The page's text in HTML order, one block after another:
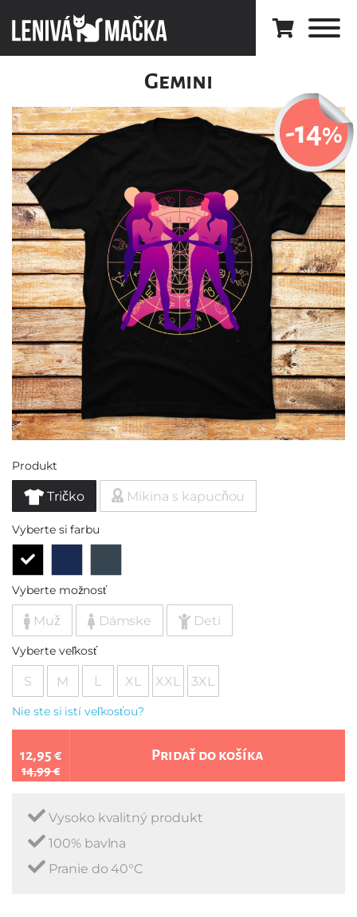
Gemini
-14%
Produkt
Tričko Mikina s kapucňou
Vyberte si farbu
Vyberte možnosť
Muž Dámske Deti
Vyberte veľkosť
S M L XL XXL 3XL
Nie ste si istí veľkosťou?
12,95 €
14,99 €
Pridať do košíka
Vysoko kvalitný produkt
100% bavlna
Pranie do 40°C